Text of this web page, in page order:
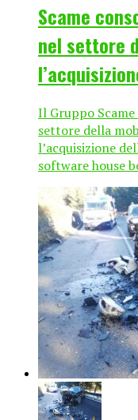
Scame
nel settore
Il Gruppo
settore della
l’acquisizione
software house